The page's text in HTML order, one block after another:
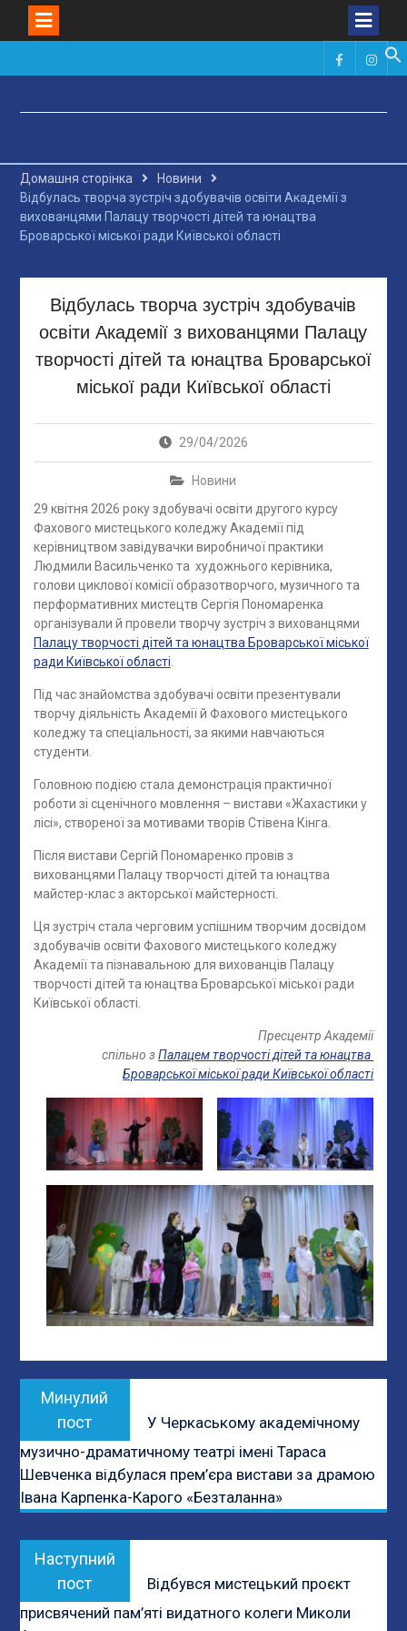
Домашня сторінка
Новини
Відбулась творча зустріч здобувачів освіти Академії з
вихованцями Палацу творчості дітей та юнацтва
Броварської міської ради Київської області
Відбулась творча зустріч здобувачів
освіти Академії з вихованцями Палацу
творчості дітей та юнацтва Броварської
міської ради Київської області
29/04/2026
Новини
29 квітня 2026 року здобувачі освіти другого курсу
Фахового мистецького коледжу Академії під
керівництвом завідувачки виробничої практики
Людмили Васильченко та художнього керівника,
голови циклової комісії образотворчого, музичного та
перформативних мистецтв Сергія Пономаренка
організували й провели творчу зустріч з вихованцями
Палацу творчості дітей та юнацтва Броварської міської
ради Київської області
Під час знайомства здобувачі освіти презентували
творчу діяльність Академії й Фахового мистецького
коледжу та спеціальності, за якими навчаються
студенти.
Головною подією стала демонстрація практичної
роботи зі сценічного мовлення – вистави «Жахастики у
лісі», створеної за мотивами творів Стівена Кінга.
Після вистави Сергій Пономаренко провів з
вихованцями Палацу творчості дітей та юнацтва
майстер-клас з акторської майстерності.
Ця зустріч стала черговим успішним творчим досвідом
здобувачів освіти Фахового мистецького коледжу
Академії та пізнавальною для вихованців Палацу
творчості дітей та юнацтва Броварської міської ради
Київської області.
Пресцентр Академії
спільно зПалацем творчості дітей та юнацтва
Броварської міської ради Київської області
Навігація
записів
Минулий
пост
У Черкаському академічному
музично-драматичному театрі імені Тараса
Шевченка відбулася прем’єра вистави за драмою
Івана Карпенка-Карого «Безталанна»
Наступний
пост
Відбувся мистецький проєкт
присвячений пам’яті видатного колеги Миколи